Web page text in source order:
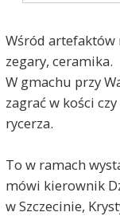
Wśród artefaktów
zegary, ceramika.
W gmachu przy
zagrać w kości
rycerza.
To w ramach
mówi kierownik
w Szczecinie,